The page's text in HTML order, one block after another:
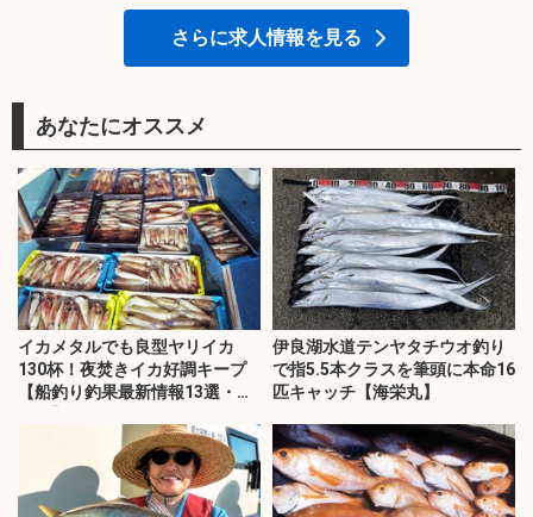
さらに求人情報を見る
あなたにオススメ
イカメタルでも良型ヤリイカ
130杯！夜焚きイカ好調キープ
【船釣り釣果最新情報13選・玄
伊良湖水道テンヤタチウオ釣り
で指5.5本クラスを筆頭に本命16
匹キャッチ【海栄丸】